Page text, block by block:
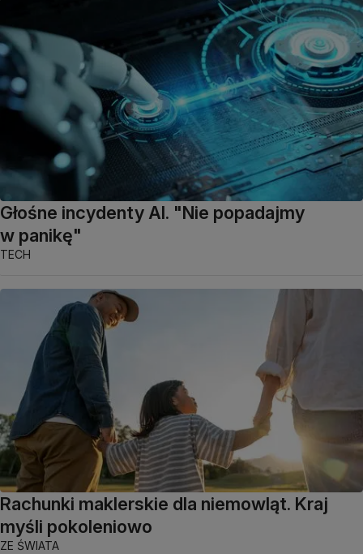
Głośne incydenty AI. "Nie popadajmy
w panikę"
TECH
Rachunki maklerskie dla niemowląt. Kraj
myśli pokoleniowo
ZE ŚWIATA